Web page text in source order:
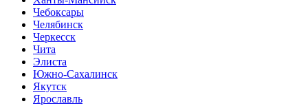
Чебоксары
Челябинск
Черкесск
Чита
Элиста
Южно-Сахалинск
Якутск
Ярославль